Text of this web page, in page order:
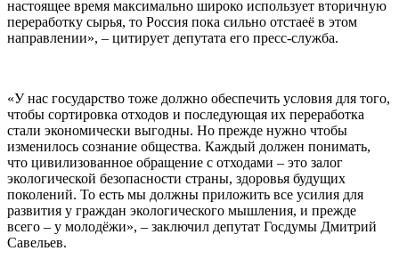
настоящее время максимально широко использует вторичную
переработку сырья, то Россия пока сильно отстаеё в этом
направлении», – цитирует депутата его пресс-служба.
«У нас государство тоже должно обеспечить условия для того,
чтобы сортировка отходов и последующая их переработка
стали экономически выгодны. Но прежде нужно чтобы
изменилось сознание общества. Каждый должен понимать,
что цивилизованное обращение с отходами – это залог
экологической безопасности страны, здоровья будущих
поколений. То есть мы должны приложить все усилия для
развития у граждан экологического мышления, и прежде
всего – у молодёжи», – заключил депутат Госдумы Дмитрий
Савельев.